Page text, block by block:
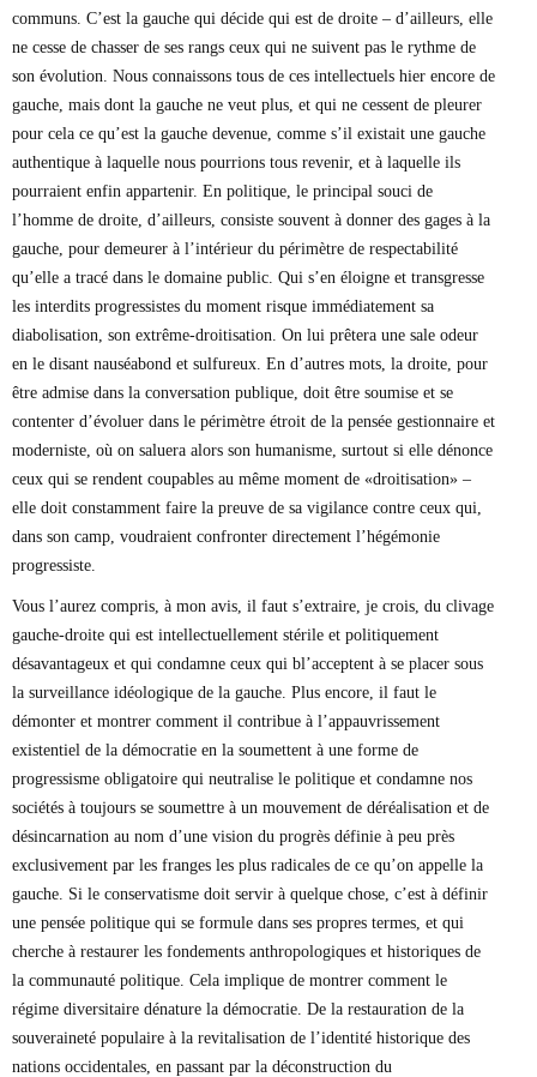
communs. C’est la gauche qui décide qui est de droite – d’ailleurs, elle
ne cesse de chasser de ses rangs ceux qui ne suivent pas le rythme de
son évolution. Nous connaissons tous de ces intellectuels hier encore de
gauche, mais dont la gauche ne veut plus, et qui ne cessent de pleurer
pour cela ce qu’est la gauche devenue, comme s’il existait une gauche
authentique à laquelle nous pourrions tous revenir, et à laquelle ils
pourraient enfin appartenir. En politique, le principal souci de
l’homme de droite, d’ailleurs, consiste souvent à donner des gages à la
gauche, pour demeurer à l’intérieur du périmètre de respectabilité
qu’elle a tracé dans le domaine public. Qui s’en éloigne et transgresse
les interdits progressistes du moment risque immédiatement sa
diabolisation, son extrême-droitisation. On lui prêtera une sale odeur
en le disant nauséabond et sulfureux. En d’autres mots, la droite, pour
être admise dans la conversation publique, doit être soumise et se
contenter d’évoluer dans le périmètre étroit de la pensée gestionnaire et
moderniste, où on saluera alors son humanisme, surtout si elle dénonce
ceux qui se rendent coupables au même moment de «droitisation» –
elle doit constamment faire la preuve de sa vigilance contre ceux qui,
dans son camp, voudraient confronter directement l’hégémonie
progressiste.
Vous l’aurez compris, à mon avis, il faut s’extraire, je crois, du clivage
gauche-droite qui est intellectuellement stérile et politiquement
désavantageux et qui condamne ceux qui bl’acceptent à se placer sous
la surveillance idéologique de la gauche. Plus encore, il faut le
démonter et montrer comment il contribue à l’appauvrissement
existentiel de la démocratie en la soumettent à une forme de
progressisme obligatoire qui neutralise le politique et condamne nos
sociétés à toujours se soumettre à un mouvement de déréalisation et de
désincarnation au nom d’une vision du progrès définie à peu près
exclusivement par les franges les plus radicales de ce qu’on appelle la
gauche. Si le conservatisme doit servir à quelque chose, c’est à définir
une pensée politique qui se formule dans ses propres termes, et qui
cherche à restaurer les fondements anthropologiques et historiques de
la communauté politique. Cela implique de montrer comment le
régime diversitaire dénature la démocratie. De la restauration de la
souveraineté populaire à la revitalisation de l’identité historique des
nations occidentales, en passant par la déconstruction du